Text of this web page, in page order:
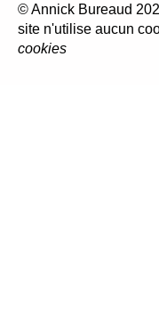
© Annick Bureaud
site n'utilise aucun
cookies